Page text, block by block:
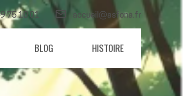
75 10 01 accueil@asfona.fr
BLOG HISTOIRE